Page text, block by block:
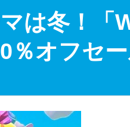
は冬！「
オフセー